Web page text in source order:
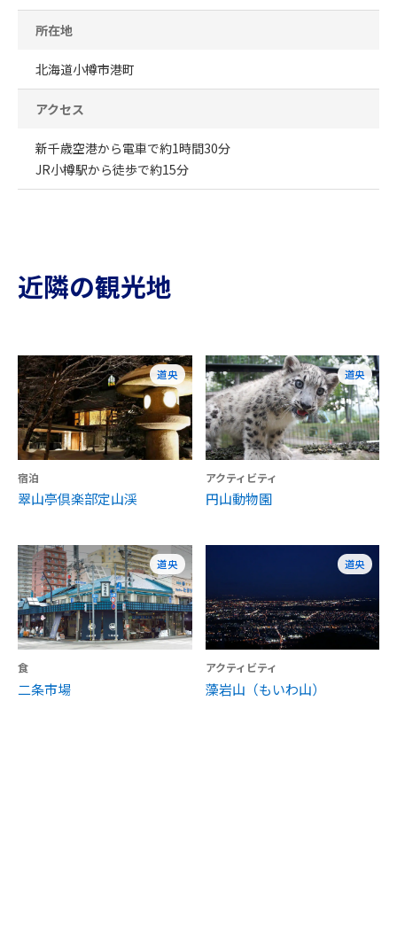
所在地
北海道小樽市港町
アクセス
新千歳空港から電車で約1時間30分
JR小樽駅から徒歩で約15分
近隣の観光地
道央
宿泊
翠山亭倶楽部定山渓
道央
アクティビティ
円山動物園
道央
食
二条市場
道央
アクティビティ
藻岩山（もいわ山）